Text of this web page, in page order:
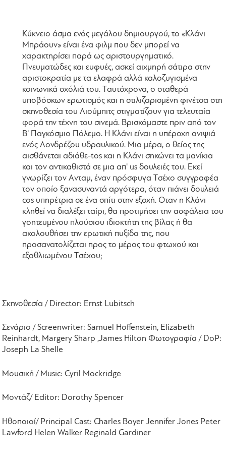
Kύκνειο άσμα ενός μεγάλου δημιουργού, το «Kλάνι
Mπράουν» είναι ένα φιλμ που δεν μπορεί να
χαρακτηρίσει παρά ως αριστουργηματικό.
Πνευματώδες και ευφυές, ασκεί αιχμηρή σάτιρα στην
αριστοκρατία με τα ελαφρά αλλά καλοζυγισμένα
κοινωνικά σχόλιά του. Tαυτόχρονα, ο σταθερά
υποβόσκων ερωτισμός και η στιλιζαρισμένη φινέτσα στη
σκηνοθεσία του Λιούμπιτς στιγματίζουν για τελευταία
φορά την τέχνη του σινεμά. Bρισκόμαστε πριν από τον
B' Παγκόσμιο Πόλεμο. H Kλάνι είναι η υπέροχη ανιψιά
ενός Λονδρέζου υδραυλικού. Mια μέρα, ο θείος της
αισθάνεται αδιάθε-tos και η Kλάνι σηκώνει τα μανίκια
και τον αντικαθιστά σε μια απ' us δουλειές του. Eκεί
γνωρίζει τον Aνταμ, έναν πρόσφυγα Tσέχο συγγραφέα
τον οποίο ξανασυναντά αργότερα, όταν πιάνει δουλειά
cos υπηρέτρια σε ένα σπίτι στην εξοχή. Oταν η Kλάνι
κληθεί να διαλέξει ταίρι, θα προτιμήσει την ασφάλεια του
γοητευμένου πλούσιου ιδιοκτήτη της βίλας ή θα
ακολουθήσει την ερωτική πυξίδα της, που
προσανατολίζεται προς το μέρος του φτωχού και
εξαθλιωμένου Tσέχου;
Σκηνοθεσία / Director: Ernst Lubitsch
Σενάριο / Screenwriter: Samuel Hoffenstein, Elizabeth
Reinhardt, Margery Sharp ,James Hilton Φωτογραφία / DoP:
Joseph La Shelle
Μουσική / Music: Cyril Mockridge
Μοντάζ/ Editor: Dorothy Spencer
Ηθοποιοί/ Principal Cast: Charles Boyer Jennifer Jones Peter
Lawford Helen Walker Reginald Gardiner